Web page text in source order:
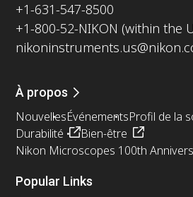
+1-631-547-8500
+1-800-52-NIKON (within the
À propos
NouvellesÉvénementsProfil de la
Durabilité
Bien-être
Nikon Microscopes 100th
Popular Links